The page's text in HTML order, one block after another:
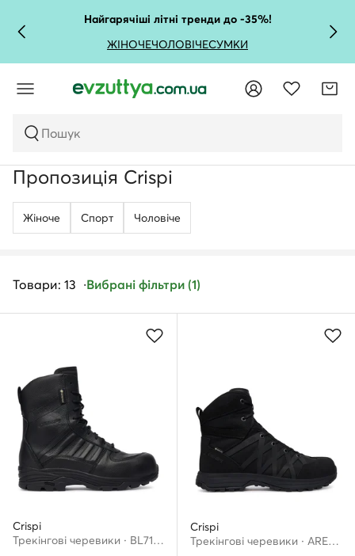
Найгарячіші літні тренди до -35%!
ЖІНОЧЕЧОЛОВІЧЕСУМКИ
Пошук
Пропозиція Crispi
Жіноче Спорт Чоловічe
Товари: 13 Вибрані фільтри (1)
Crispi
Трекінгові черевики · BL71009900 · Чорний
Crispi
Трекінгові черевики · ARES 6 GTX BM20029900 · Чорний